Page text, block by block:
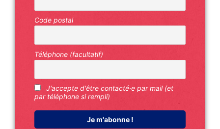
Code postal
Téléphone (facultatif)
J'accepte d'être contacté·e par mail (et
par téléphone si rempli)